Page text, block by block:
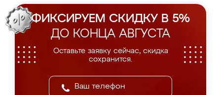
ФИКСИРУЕМ СКИДКУ В 5%
ДО КОНЦА АВГУСТА
Оставьте заявку сейчас, скидка
сохранится.